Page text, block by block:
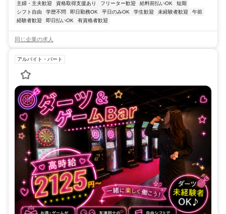
主婦・主夫歓迎
資格取得支援あり フリーター歓迎 給料前払いOK
短期
シフト自由
学歴不問 即日勤務OK 平日のみOK 学生歓迎 未経験者歓迎
午前
経験者歓迎
即日払いOK 有資格者歓迎
同じ企業の求人
アルバイト・パート